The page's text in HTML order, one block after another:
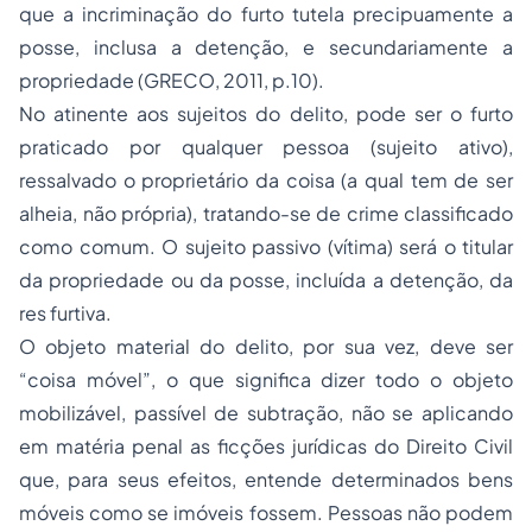
que a incriminação do furto tutela precipuamente a
posse, inclusa a detenção, e secundariamente a
propriedade(GRECO, 2011, p.10).
No atinente aos sujeitos do delito, pode ser o furto
praticado por qualquer pessoa (sujeito ativo),
ressalvado o proprietário da coisa (a qual tem de ser
alheia, não própria), tratando-se de crime classificado
como comum. O sujeito passivo (vítima) será o titular
da propriedade ou da posse, incluída a detenção, da
res furtiva.
O objeto material do delito, por sua vez, deve ser
“coisa móvel”, o que significa dizer todo o objeto
mobilizável, passível de subtração, não se aplicando
em matéria penal as ficções jurídicas do Direito Civil
que, para seus efeitos, entende determinados bens
móveis como se imóveis fossem. Pessoas não podem